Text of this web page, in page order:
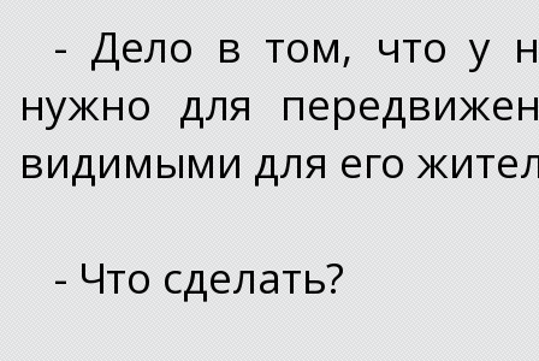
- Дело в том, что у
нужно для
видимыми для его
- Что сделать?